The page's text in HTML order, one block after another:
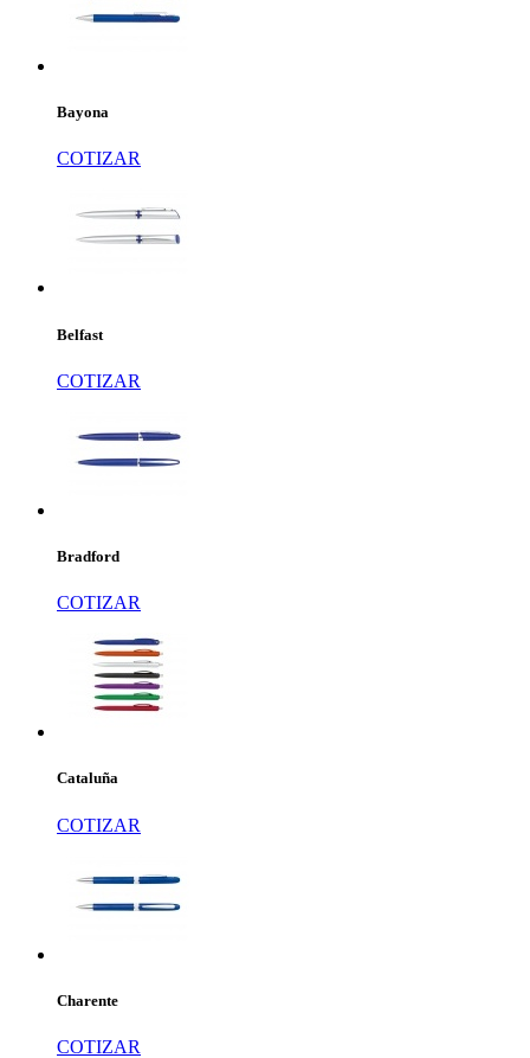
Bayona
COTIZAR
Belfast
COTIZAR
Bradford
COTIZAR
Cataluña
COTIZAR
Charente
COTIZAR